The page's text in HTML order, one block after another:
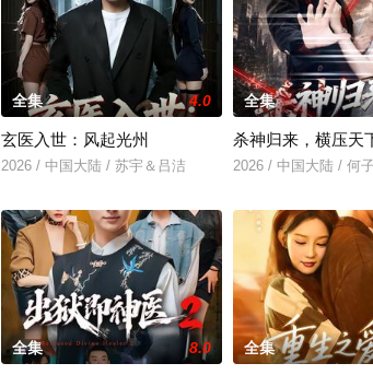
全集 4.0
玄医入世：风起光州
2026 / 中国大陆 / 苏宇＆吕洁
全集
杀神归来，横压天
2026 / 中国大陆 / 何
全集 8.0 全集